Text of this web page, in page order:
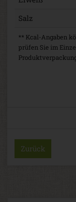
Salz
** Kcal-Angaben
prüfen Sie im
Zurück